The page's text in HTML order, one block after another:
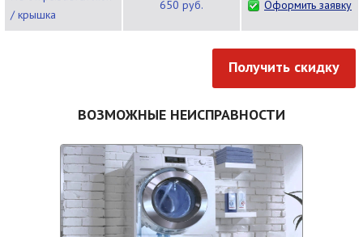
/ крышка
650 руб. Оформить заявку
Получить скидку
ВОЗМОЖНЫЕ НЕИСПРАВНОСТИ